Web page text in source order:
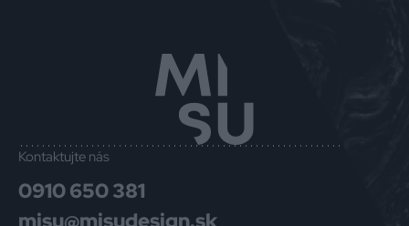
Kontaktujte nás
0910 650 381
misu@misudesign.sk